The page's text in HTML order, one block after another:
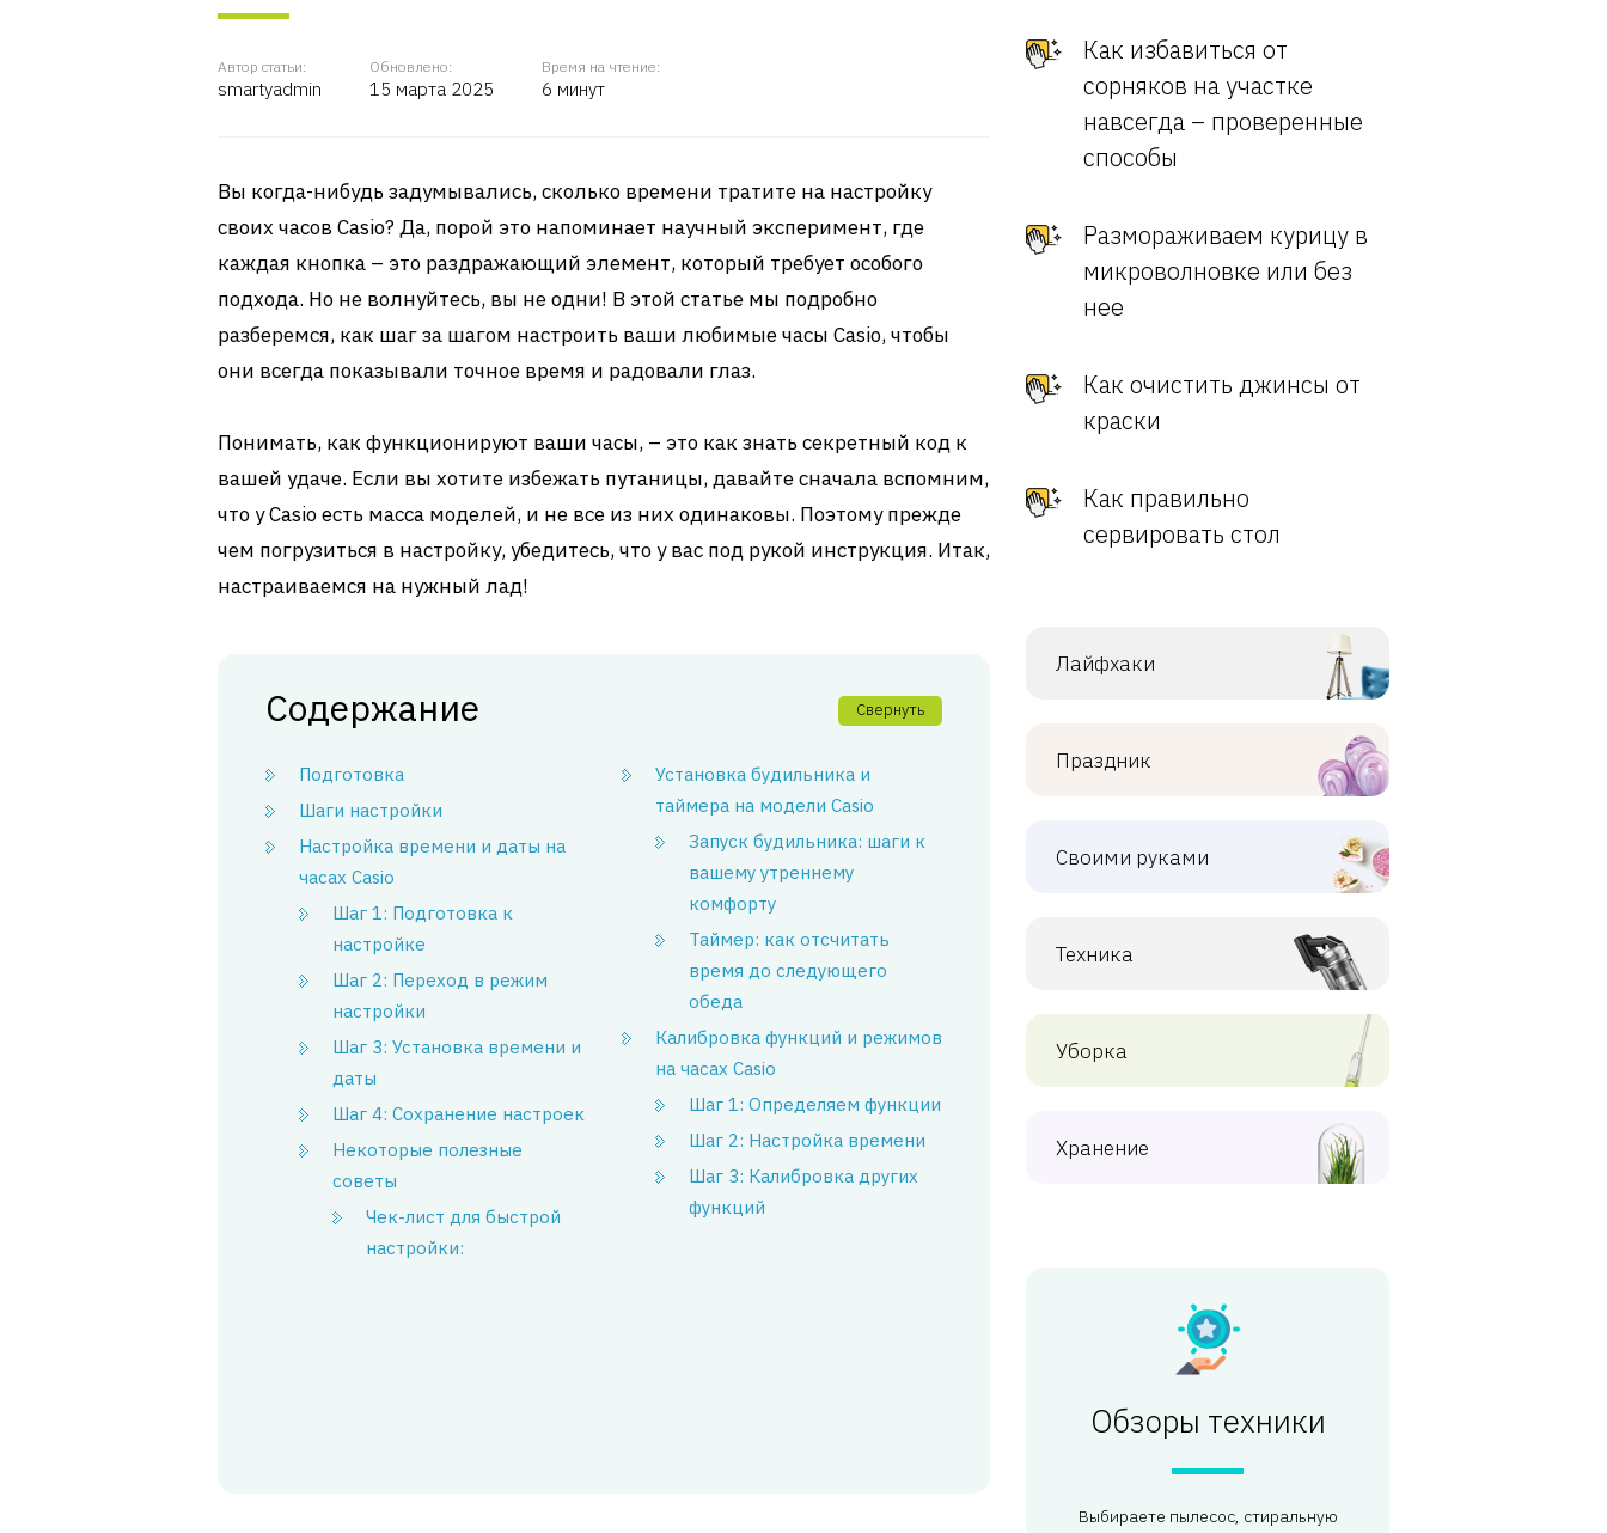
Автор статьи:
smartyadmin
Обновлено:
15 марта 2025
Время на чтение:
6 минут
Вы когда-нибудь задумывались, сколько времени тратите на настройку
своих часов Casio? Да, порой это напоминает научный эксперимент, где
каждая кнопка – это раздражающий элемент, который требует особого
подхода. Но не волнуйтесь, вы не одни! В этой статье мы подробно
разберемся, как шаг за шагом настроить ваши любимые часы Casio, чтобы
они всегда показывали точное время и радовали глаз.
Понимать, как функционируют ваши часы, – это как знать секретный код к
вашей удаче. Если вы хотите избежать путаницы, давайте сначала вспомним,
что у Casio есть масса моделей, и не все из них одинаковы. Поэтому прежде
чем погрузиться в настройку, убедитесь, что у вас под рукой инструкция. Итак,
настраиваемся на нужный лад!
Содержание Свернуть
Подготовка
Шаги настройки
Настройка времени и даты на
часах Casio
Шаг 1: Подготовка к
настройке
Шаг 2: Переход в режим
настройки
Шаг 3: Установка времени и
даты
Шаг 4: Сохранение настроек
Некоторые полезные
советы
Чек-лист для быстрой
настройки:
Установка будильника и
таймера на модели Casio
Запуск будильника: шаги к
вашему утреннему
комфорту
Таймер: как отсчитать
время до следующего
обеда
Калибровка функций и режимов
на часах Casio
Шаг 1: Определяем функции
Шаг 2: Настройка времени
Шаг 3: Калибровка других
функций
Как избавиться от
сорняков на участке
навсегда – проверенные
способы
Размораживаем курицу в
микроволновке или без
нее
Как очистить джинсы от
краски
Как правильно
сервировать стол
Лайфхаки
Праздник
Своими руками
Техника
Уборка
Хранение
Обзоры техники
Выбираете пылесос, стиральную